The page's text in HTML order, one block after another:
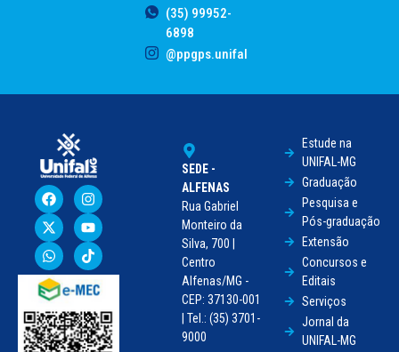
(35) 99952-
6898
@ppgps.unifal
SEDE -
ALFENAS
Rua Gabriel
Monteiro da
Silva, 700 |
Centro
Alfenas/MG -
CEP: 37130-001
| Tel.: (35) 3701-
9000
Estude na
UNIFAL-MG
Graduação
Pesquisa e
Pós-graduação
Extensão
Concursos e
Editais
Serviços
Jornal da
UNIFAL-MG